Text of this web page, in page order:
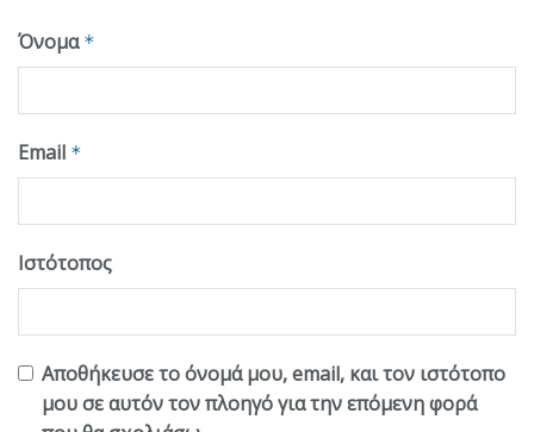
Όνομα *
Email *
Ιστότοπος
Αποθήκευσε το όνομά μου, email, και τον ιστότοπο
μου σε αυτόν τον πλοηγό για την επόμενη φορά